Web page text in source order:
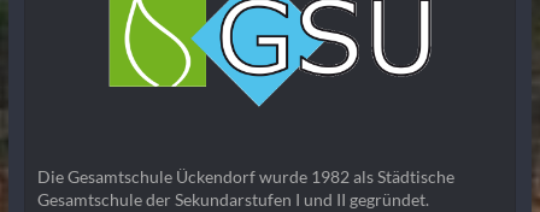
Die Gesamtschule Ückendorf wurde 1982 als Städtische
Gesamtschule der Sekundarstufen I und II gegründet.